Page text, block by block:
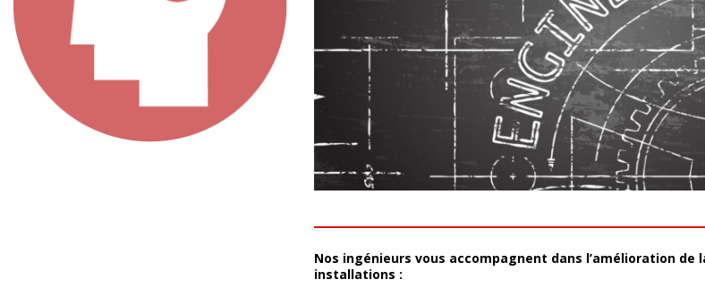
Nos ingénieurs vous accompagnent dans l’amélioration de
installations :